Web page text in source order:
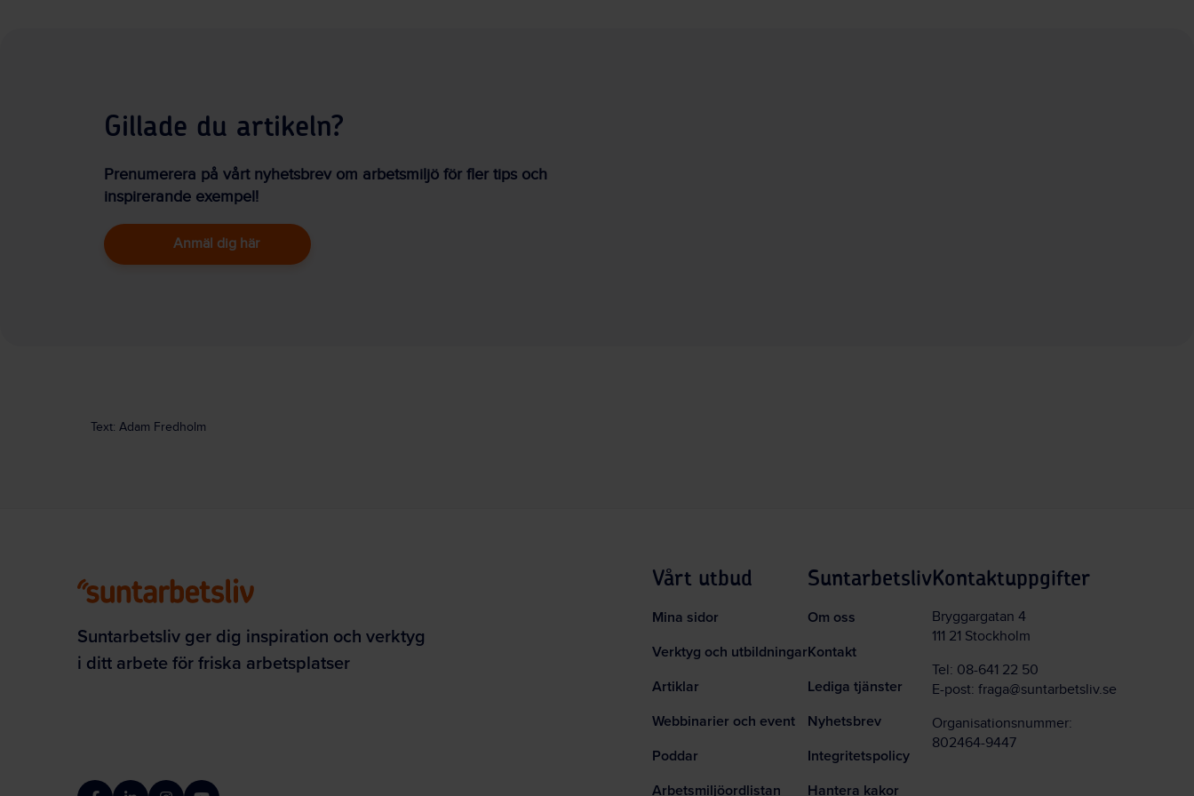
Gillade du artikeln?
Prenumerera på vårt nyhetsbrev om arbetsmiljö för fler tips och
inspirerande exempel!
Anmäl dig här
Text: Adam Fredholm
Suntarbetsliv ger dig inspiration och verktyg
i ditt arbete för friska arbetsplatser
Vårt utbud
Mina sidor
Verktyg och utbildningar
Artiklar
Webbinarier och event
Poddar
Arbetsmiljöordlistan
Suntarbetsliv
Om oss
Kontakt
Lediga tjänster
Nyhetsbrev
Integritetspolicy
Hantera kakor
Kontaktuppgifter
Bryggargatan 4
111 21 Stockholm
Tel: 08-641 22 50
E-post: fraga@suntarbetsliv.se
Organisationsnummer:
802464-9447